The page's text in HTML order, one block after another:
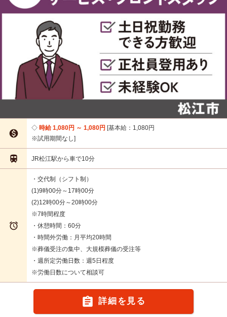

時給 1,080円 ～ 1,080円 基本給：1,080円
※試用期間なし
 JR松江駅から車で10分

・交代制（シフト制）
(1)9時00分～17時00分
(2)12時00分～20時00分
※7時間程度
・休憩時間：60分
・時間外労働：月平均20時間
※葬儀受注の集中、大規模葬儀の受注等
・週所定労働日数：週5日程度
※労働日数について相談可
 詳細を見る